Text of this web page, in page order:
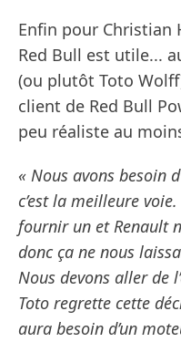
Enfin pour Christian
Red Bull est utile...
(ou plutôt Toto
client de Red Bull
peu réaliste au
« Nous avons besoin
c’est la meilleure
fournir un et Renault
donc ça ne nous
Nous devons aller de
Toto regrette cette
aura besoin d’un